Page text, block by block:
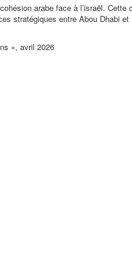
arabe face à l’israël. Cette
stratégiques entre Abou Dhabi
», avril 2026